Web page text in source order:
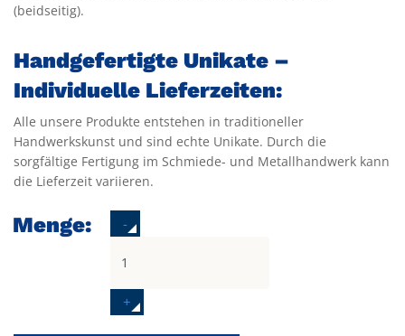
(beidseitig).
Handgefertigte Unikate –
Individuelle Lieferzeiten:
Alle unsere Produkte entstehen in traditioneller
Handwerkskunst und sind echte Unikate. Durch die
sorgfältige Fertigung im Schmiede- und Metallhandwerk kann
die Lieferzeit variieren.
Menge: -
+